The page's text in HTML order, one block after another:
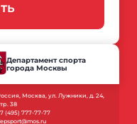
Департамент спорта
города Москвы
Москва, ул. Лужники, д. 24,
38
(495) 777-77-77